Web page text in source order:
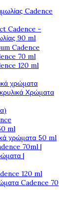
Cadence
Cadence -
90 ml
Cadence
70 ml
120 ml
χρώματα
Χρώματα
ml
χρώματα 50 ml
70ml |
|
120 ml
Cadence 70